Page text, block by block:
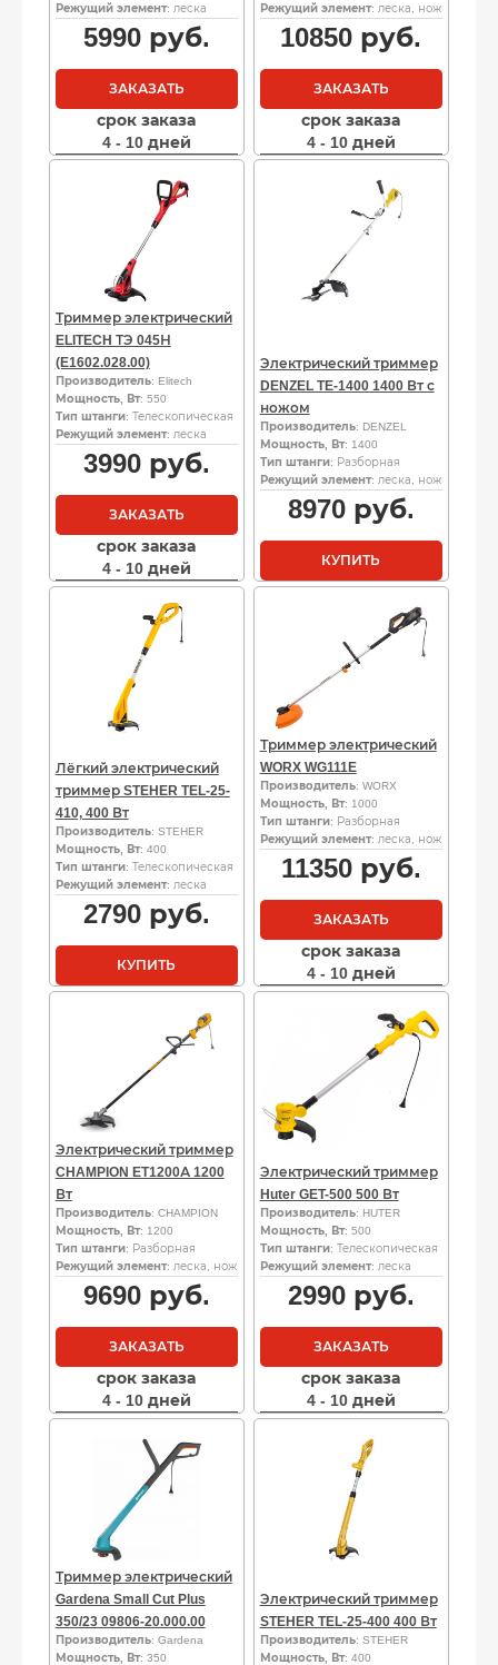
Режущий элемент: леска
5990руб.
ЗАКАЗАТЬ
срок заказа
4 - 10 дней
Режущий элемент: леска, нож
10850 руб.
ЗАКАЗАТЬ
срок заказа
4 - 10 дней
Триммер электрический
ELITECH ТЭ 045Н
(E1602.028.00)
Производитель: Elitech
Мощность, Вт: 550
Тип штанги: Телескопическая
Режущий элемент: леска
3990руб.
ЗАКАЗАТЬ
срок заказа
4 - 10 дней
Электрический триммер
DENZEL TE-1400 1400 Вт с
ножом
Производитель: DENZEL
Мощность, Вт: 1400
Тип штанги: Разборная
Режущий элемент: леска, нож
8970руб.
КУПИТЬ
Лёгкий электрический
триммер STEHER TEL-25-
410, 400 Вт
Производитель: STEHER
Мощность, Вт: 400
Тип штанги: Телескопическая
Режущий элемент: леска
2790руб.
КУПИТЬ
Триммер электрический
WORX WG111E
Производитель: WORX
Мощность, Вт: 1000
Тип штанги: Разборная
Режущий элемент: леска, нож
11350руб.
ЗАКАЗАТЬ
срок заказа
4 - 10 дней
Электрический триммер
CHAMPION ET1200А 1200
Вт
Производитель: CHAMPION
Мощность, Вт: 1200
Тип штанги: Разборная
Режущий элемент: леска, нож
9690руб.
ЗАКАЗАТЬ
срок заказа
4 - 10 дней
Электрический триммер
Huter GET-500 500 Вт
Производитель: HUTER
Мощность, Вт: 500
Тип штанги: Телескопическая
Режущий элемент: леска
2990руб.
ЗАКАЗАТЬ
срок заказа
4 - 10 дней
Триммер электрический
Gardena Small Cut Plus
350/23 09806-20.000.00
Производитель: Gardena
Мощность, Вт: 350
Электрический триммер
STEHER TEL-25-400 400 Вт
Производитель: STEHER
Мощность, Вт: 400